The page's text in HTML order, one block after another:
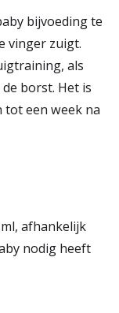
bijvoeding te
vinger zuigt.
als
borst. Het is
tot een week na
afhankelijk
nodig heeft